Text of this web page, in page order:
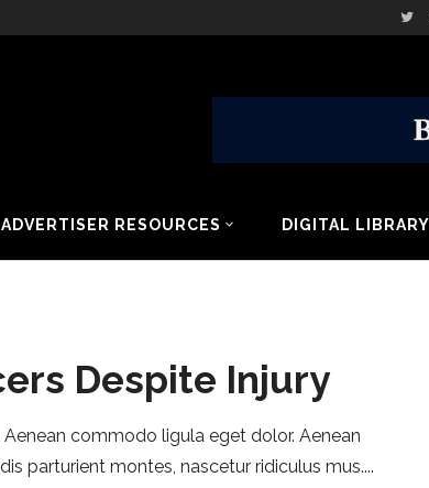
ADVERTISER RESOURCES DIGITAL LIBRARY
Despite Injury
commodo ligula eget dolor. Aenean
parturient montes, nascetur ridiculus mus.